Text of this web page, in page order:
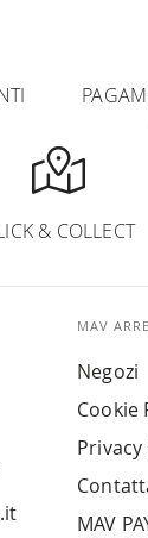
& COLLECT
MAV
Negozi
Cookie
MAV